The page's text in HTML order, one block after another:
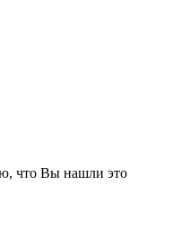
что Вы нашли это